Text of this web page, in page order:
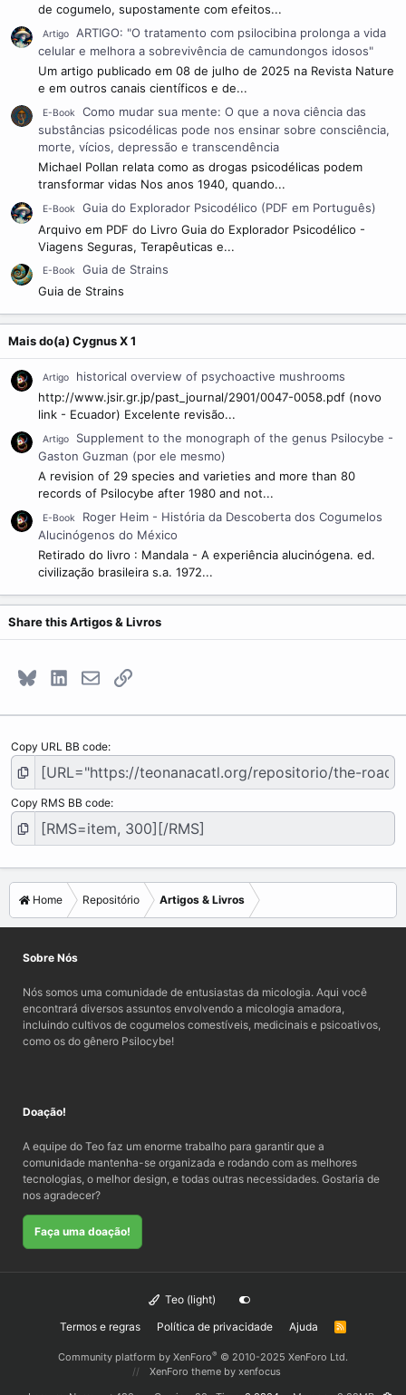
de cogumelo, supostamente com efeitos...
Artigo
ARTIGO: "O tratamento com psilocibina prolonga a vida
celular e melhora a sobrevivência de camundongos idosos"
Um artigo publicado em 08 de julho de 2025 na Revista Nature
e em outros canais científicos e de...
E-Book
Como mudar sua mente: O que a nova ciência das
substâncias psicodélicas pode nos ensinar sobre consciência,
morte, vícios, depressão e transcendência
Michael Pollan relata como as drogas psicodélicas podem
transformar vidas Nos anos 1940, quando...
E-Book
Guia do Explorador Psicodélico (PDF em Português)
Arquivo em PDF do Livro Guia do Explorador Psicodélico -
Viagens Seguras, Terapêuticas e...
E-Book
Guia de Strains
Guia de Strains
Mais do(a) Cygnus X 1
Artigo
historical overview of psychoactive mushrooms
http://www.jsir.gr.jp/past_journal/2901/0047-0058.pdf (novo
link - Ecuador) Excelente revisão...
Artigo
Supplement to the monograph of the genus Psilocybe -
Gaston Guzman (por ele mesmo)
A revision of 29 species and varieties and more than 80
records of Psilocybe after 1980 and not...
E-Book
Roger Heim - História da Descoberta dos Cogumelos
Alucinógenos do México
Retirado do livro : Mandala - A experiência alucinógena. ed.
civilização brasileira s.a. 1972...
Share this Artigos & Livros
BlueskyLinkedInE-mailLink
Copy URL BB code
Copy RMS BB code
Home Repositório Artigos & Livros
Sobre Nós
Nós somos uma comunidade de entusiastas da micologia. Aqui você
encontrará diversos assuntos envolvendo a micologia amadora,
incluindo cultivos de cogumelos comestíveis, medicinais e psicoativos,
como os do gênero Psilocybe!
Doação!
A equipe do Teo faz um enorme trabalho para garantir que a
comunidade mantenha-se organizada e rodando com as melhores
tecnologias, o melhor design, e todas outras necessidades. Gostaria de
nos agradecer?
Faça uma doação!
Teo (light)
Termos e regras
Política de privacidade Ajuda
R
Community platform by XenForo® © 2010-2025 XenForo Ltd.
XenForo theme by xenfocus